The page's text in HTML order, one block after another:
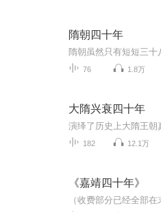
隋朝四十年
76 1.8万
大隋兴衰四十年
182 12.1万
《嘉靖四十年》